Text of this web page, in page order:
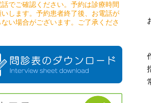
話でご確認ください。予約は診療時間
いします。予約患者終了後、お電話が
い場合がございます。ご了承くださ